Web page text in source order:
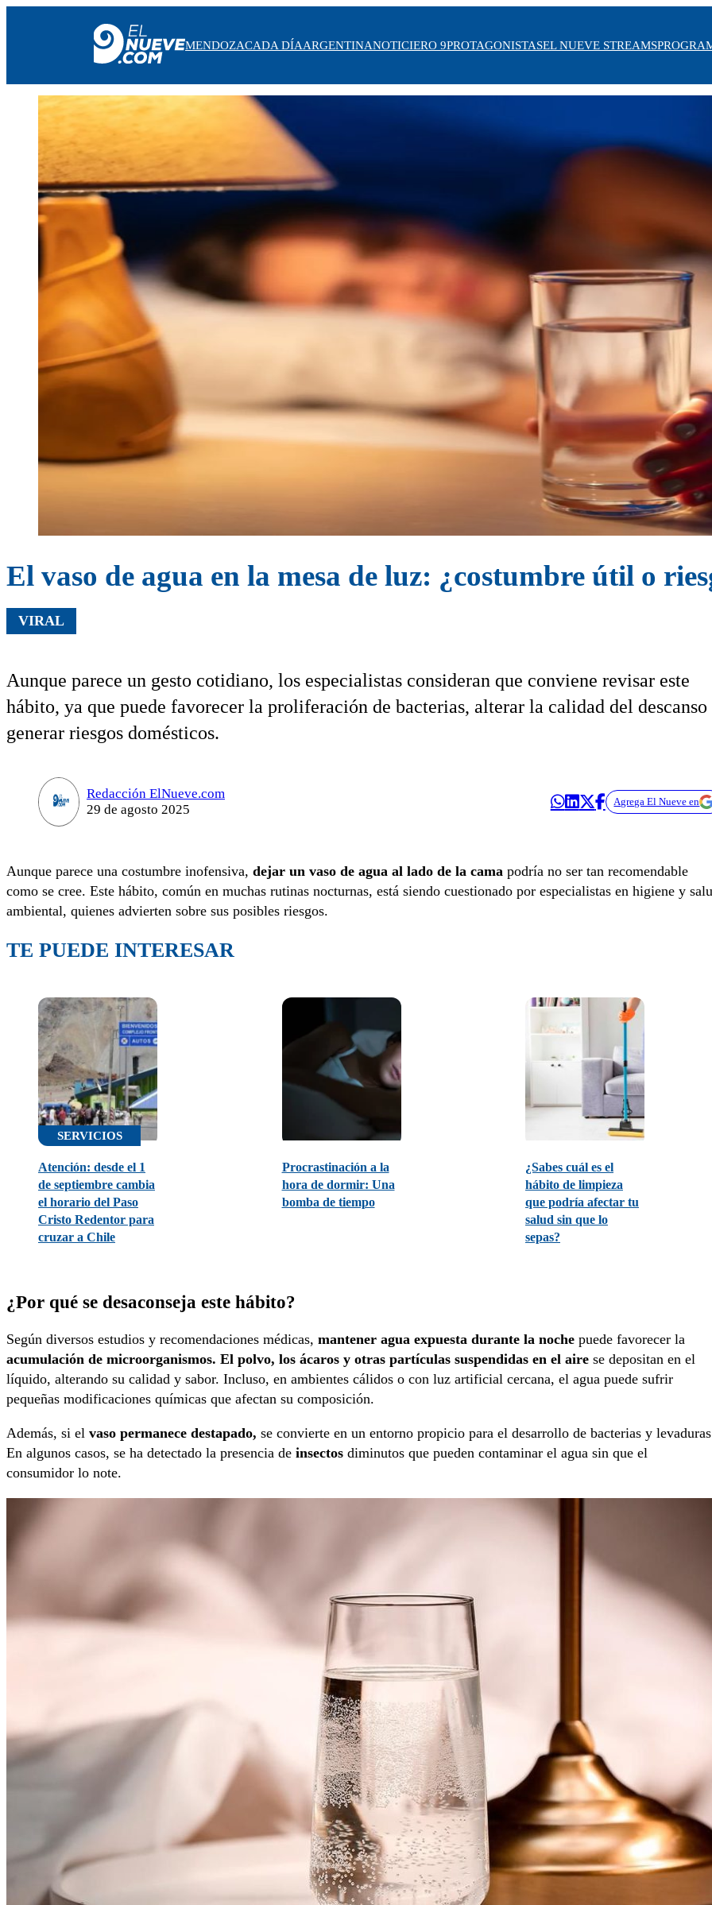
MENDOZA
CADA DÍA
ARGENTINA
NOTICIERO 9
PROTAGONISTAS
EL NUEVE STREAMS
PROGRAMACIÓN
MENDOZACADA DÍAARGENTINANOTICIERO 9PROTAGONISTASEL NUEVE STREAMS
El vaso de agua en la mesa de luz: ¿costumbre útil o
VIRAL
Aunque parece un gesto cotidiano, los especialistas consideran que conviene revisar este
hábito, ya que puede favorecer la proliferación de bacterias, alterar la calidad del descanso
generar riesgos domésticos.
Redacción ElNueve.com
29 de agosto 2025
Agrega El Nueve en
Aunque parece una costumbre inofensiva, dejar un vaso de agua al lado de la cama podría no ser tan recomendable
como se cree. Este hábito, común en muchas rutinas nocturnas, está siendo cuestionado por especialistas en higiene y
ambiental, quienes advierten sobre sus posibles riesgos.
TE PUEDE INTERESAR
SERVICIOS
Atención: desde el 1
de septiembre cambia
el horario del Paso
Cristo Redentor para
cruzar a Chile
Procrastinación a la
hora de dormir: Una
bomba de tiempo
¿Sabes cuál es el
hábito de limpieza
que podría afectar tu
salud sin que lo
sepas?
¿Por qué se desaconseja este hábito?
Según diversos estudios y recomendaciones médicas, mantener agua expuesta durante la noche puede favorecer la
acumulación de microorganismos. El polvo, los ácaros y otras partículas suspendidas en el aire se depositan en el
líquido, alterando su calidad y sabor. Incluso, en ambientes cálidos o con luz artificial cercana, el agua puede sufrir
pequeñas modificaciones químicas que afectan su composición.
Además, si el vaso permanece destapado, se convierte en un entorno propicio para el desarrollo de bacterias y
En algunos casos, se ha detectado la presencia de insectos diminutos que pueden contaminar el agua sin que el
consumidor lo note.